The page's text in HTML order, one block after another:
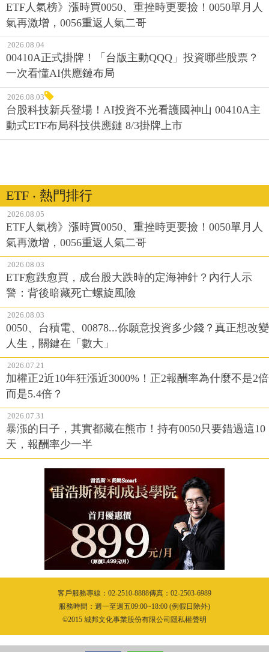
ETF人氣榜》漲時買0050、重挫時更要撿！0050單月人
氣再激增，0056重返人氣二哥
2026.08.04
00410A正式掛牌！「台版主動QQQ」投資哪些股票？
一次看懂AI供應鏈布局
2026.08.03
台股科技新兵登場！AI投資不光看護國神山 00410A主
動式ETF布局科技供應鏈 8/3掛牌上市
ETF ‧ 熱門排行
2026.08.05
ETF人氣榜》漲時買0050、重挫時更要撿！0050單月人
氣再激增，0056重返人氣二哥
2026.08.03
ETF愈跌愈買，成台股大跌時的定海神針？內行人示
警：背後暗藏死亡螺旋風險
2026.08.03
0050、台積電、00878...你願意投資多少錢？真正想改變
人生，關鍵在「數大」
2026.07.21
加權正2近10年狂漲近3000%！正2報酬率為什麼不是2倍
而是5.4倍？
2026.07.31
暴漲的日子，其實都藏在熊市！持有0050只要錯過這10
天，報酬率少一半
客戶服務專線：02-2510-8888傳真：02-2503-6989
服務時間：週一至週五09:00~18:00 (例假日除外)
©2015 城邦文化事業股份有限公司隱私權聲明